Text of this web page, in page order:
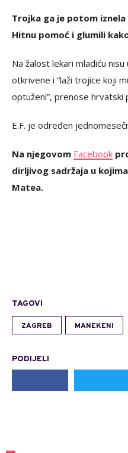
Trojka ga je potom
Hitnu pomoć i glumili
Na žalost lekari mladiću
otkrivene i “laži trojice koji
optuženi”, prenose hrvatski
E.F. je određen
Na njegovom Facebook
dirljivog sadržaja u
Matea.
TAGOVI
ZAGREB MANEKENI
PODIJELI